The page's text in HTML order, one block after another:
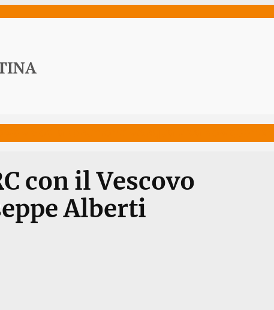
con il Vescovo
Alberti